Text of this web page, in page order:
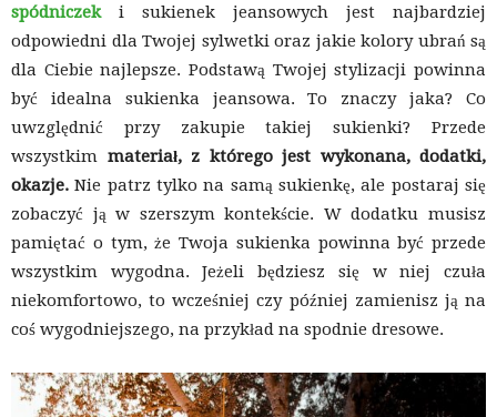
spódniczek
i sukienek jeansowych jest najbardziej
odpowiedni dla Twojej sylwetki oraz jakie kolory ubrań są
dla Ciebie najlepsze. Podstawą Twojej stylizacji powinna
być idealna sukienka jeansowa. To znaczy jaka? Co
uwzględnić przy zakupie takiej sukienki? Przede
wszystkim materiał, z którego jest wykonana, dodatki,
okazje. Nie patrz tylko na samą sukienkę, ale postaraj się
zobaczyć ją w szerszym kontekście. W dodatku musisz
pamiętać o tym, że Twoja sukienka powinna być przede
wszystkim wygodna. Jeżeli będziesz się w niej czuła
niekomfortowo, to wcześniej czy później zamienisz ją na
coś wygodniejszego, na przykład na spodnie dresowe.